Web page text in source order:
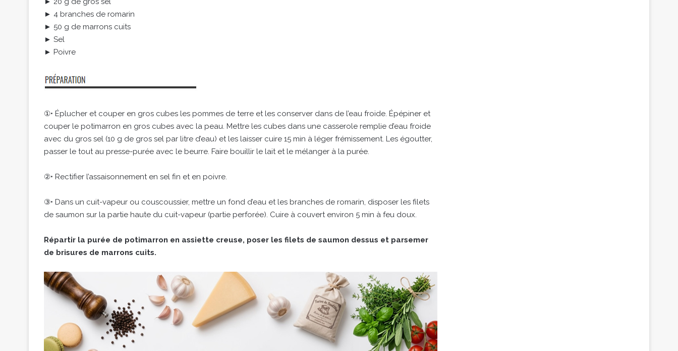
► 4 branches de romarin
► 50 g de marrons cuits
► Sel
► Poivre
①• Éplucher et couper en gros cubes les pommes de terre et les conserver dans de l’eau froide. Épépiner et
couper le potimarron en gros cubes avec la peau. Mettre les cubes dans une casserole remplie d’eau froide
avec du gros sel (10 g de gros sel par litre d’eau) et les laisser cuire 15 min à léger frémissement. Les égoutter,
passer le tout au presse-purée avec le beurre. Faire bouillir le lait et le mélanger à la purée.
②• Rectifier l’assaisonnement en sel fin et en poivre.
③• Dans un cuit-vapeur ou couscoussier, mettre un fond d’eau et les branches de romarin, disposer les filets
de saumon sur la partie haute du cuit-vapeur (partie perforée). Cuire à couvert environ 5 min à feu doux.
Répartir la purée de potimarron en assiette creuse, poser les filets de saumon dessus et parsemer
de brisures de marrons cuits.